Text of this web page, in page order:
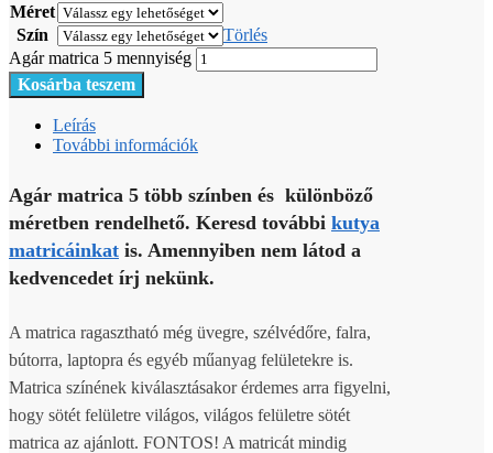
Méret
Szín
Törlés
Agár matrica 5 mennyiség
Kosárba teszem
Leírás
További információk
Agár matrica 5 több színben és különböző
méretben rendelhető. Keresd további kutya
matricáinkat is. Amennyiben nem látod a
kedvencedet írj nekünk.
A matrica ragasztható még üvegre, szélvédőre, falra,
bútorra, laptopra és egyéb műanyag felületekre is.
Matrica színének kiválasztásakor érdemes arra figyelni,
hogy sötét felületre világos, világos felületre sötét
matrica az ajánlott. FONTOS! A matricát mindig